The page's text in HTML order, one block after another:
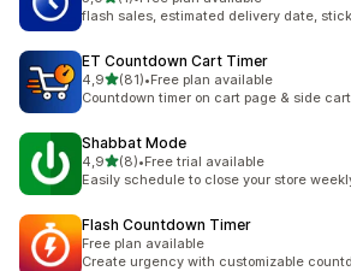
1 recensioni totali
flash sales, estimated delivery date,
ET Countdown Cart Timer
4,9stelle su 5
(81)
81 recensioni totali
•Free plan available
Countdown timer on cart page & side
Shabbat Mode
4,9stelle su 5
(8)
8 recensioni totali
•Free trial available
Easily schedule to close your store
Flash Countdown Timer
Free plan available
Create urgency with customizable